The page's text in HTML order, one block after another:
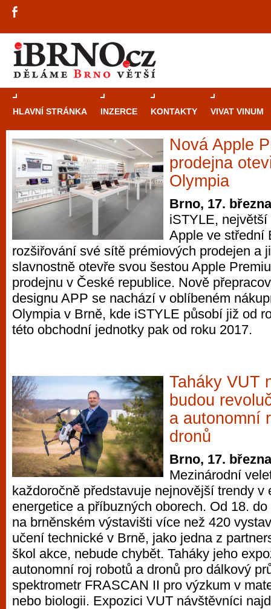
HLAVNÍ STRÁNKA INZERCE KONTAKTY VIVAT VINUM
Nová Apple
prodejna
Olympia
Brno, 17.
iSTYLE,
Apple ve střední
rozšiřování své sítě prémiových prodejen a
slavnostně otevře svou šestou Apple
prodejnu v České republice. Nově
designu APP se nachází v oblíbeném
Olympia v Brně, kde iSTYLE působí již od
této obchodní jednotky pak od roku 2017.
Taháky VUT
budou
a autonomní
dronů
Brno, 17.
Mezinárodní
každoročně představuje nejnovější trendy v
energetice a příbuzných oborech. Od 18.
na brněnském výstavišti více než 420
učení technické v Brně, jako jedna z
škol akce, nebude chybět. Taháky jeho
autonomní roj robotů a dronů pro dálkový
spektrometr FRASCAN II pro výzkum v
nebo biologii. Expozici VUT návštěvníci
Průvodce
Brně: Od
automaty
Brno je
zajímavé
restaurace,
Mimo jiné je ale také místem, kde si
vyzkoušet různé kasinové hry. V
metropoli naleznete širokou nabídku her
po moderní automaty jak pro pravidelné
příležitostné hráče. V...